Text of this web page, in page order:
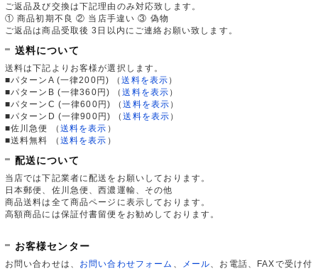
ご返品及び交換は下記理由のみ対応致します。
① 商品初期不良 ② 当店手違い ③ 偽物
ご返品は商品受取後 3日以内にご連絡お願い致します。
送料について
送料は下記よりお客様が選択します。
■パターンA (一律200円)
（送料を表示 ）
■パターンB (一律360円)
（送料を表示 ）
■パターンC (一律600円)
（送料を表示 ）
■パターンD (一律900円)
（送料を表示 ）
■佐川急便
（ 送料を表示 ）
■送料無料
（ 送料を表示 ）
配送について
当店では下記業者に配送をお願いしております。
日本郵便、佐川急便、西濃運輸、その他
商品送料は全て商品ページに表示しております。
高額商品には保証付書留便をお勧めしております。
お客様センター
お問い合わせは、 お問い合わせフォーム メール 、お電話、FAXで受け付